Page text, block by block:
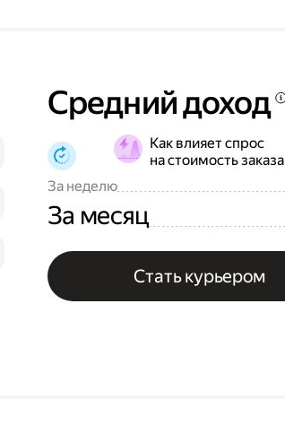
Средний доход
Как влияет спрос
на стоимость заказа
За неделю
За месяц
Стать курьером